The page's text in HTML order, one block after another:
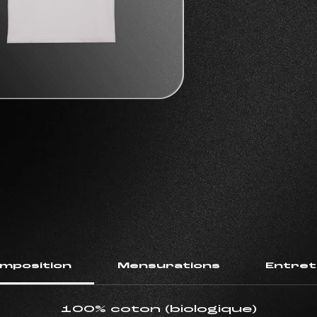
Mensurations
100% coton (biologique)